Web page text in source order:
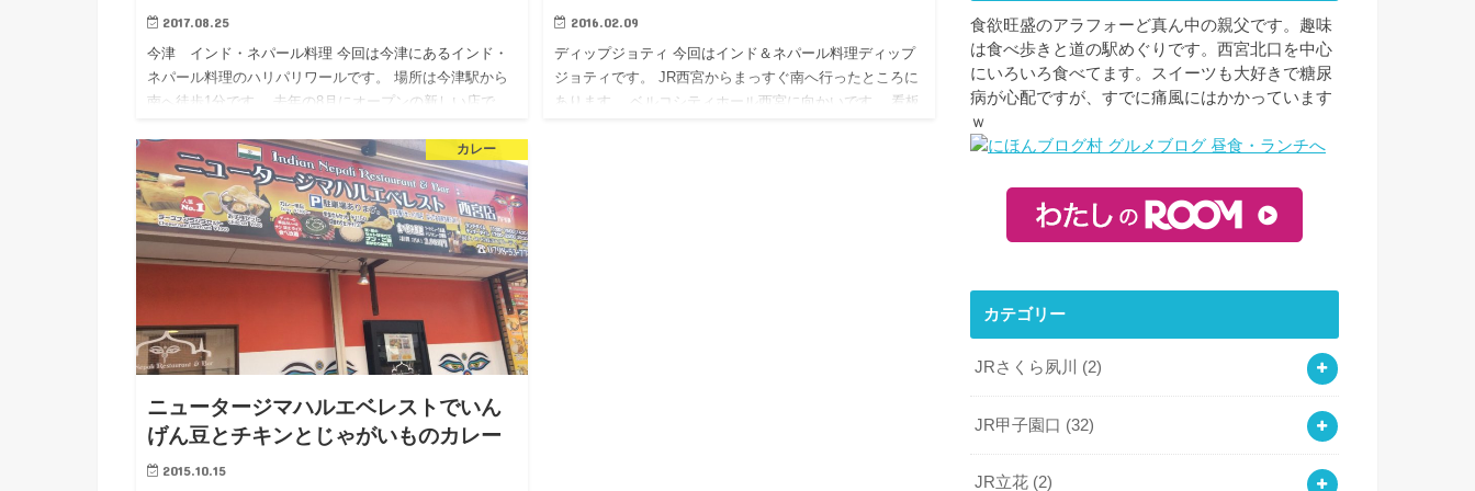
2017.08.25
今津 インド・ネパール料理 今回は今津にあるインド・
ネパール料理のハリパリワールです。 場所は今津駅から
南へ徒歩1分です。 去年の8月にオープンの新しい店で
ります。 た…
2016.02.09
ディップジョティ 今回はインド＆ネパール料理ディップ
ジョティです。 JR西宮からまっすぐ南へ行ったところに
あります。 ベルコシティホール西宮に向かいです。 看板
カレー
ニュータージマハルエベレストでいん
げん豆とチキンとじゃがいものカレー
2015.10.15
食欲旺盛のアラフォーど真ん中の親父です。趣味
は食べ歩きと道の駅めぐりです。西宮北口を中心
にいろいろ食べてます。スイーツも大好きで糖尿
病が心配ですが、すでに痛風にはかかっています
ｗ
カテゴリー
JRさくら夙川 (2)
JR甲子園口 (32)
JR立花 (2)